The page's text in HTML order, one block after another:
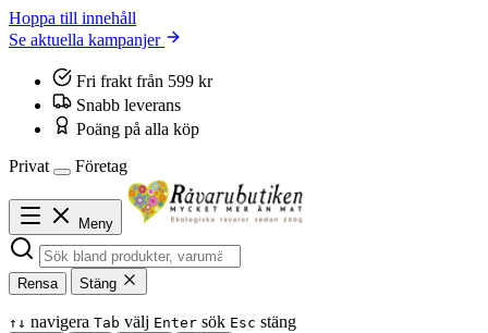
Hoppa till innehåll
Se aktuella kampanjer
Fri frakt från 599 kr
Snabb leverans
Poäng på alla köp
Privat
Företag
Meny
Rensa Stäng
↑ ↓ navigera Tab välj Enter sök Esc stäng